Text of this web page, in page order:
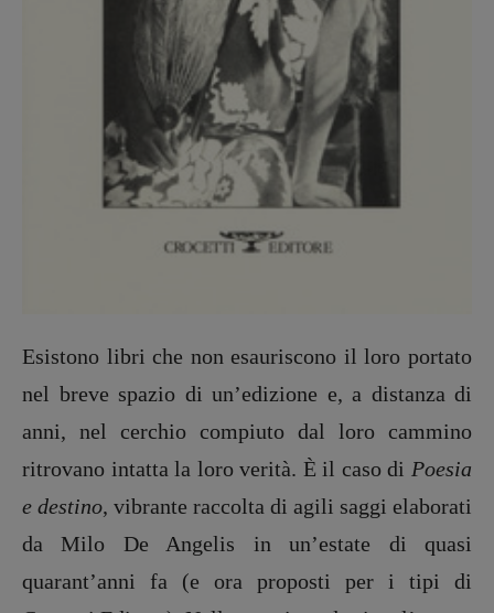
Esistono libri che non esauriscono il loro portato
nel breve spazio di un’edizione e, a distanza di
anni, nel cerchio compiuto dal loro cammino
ritrovano intatta la loro verità. È il caso di Poesia
e destino, vibrante raccolta di agili saggi elaborati
da Milo De Angelis in un’estate di quasi
quarant’anni fa (e ora proposti per i tipi di